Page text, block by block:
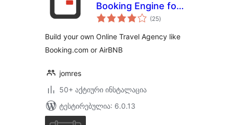
Booking Engine for
WordPress
(25საერთო
რეიტინგი
)
Build your own Online Travel Agency like
Booking.com or AirBNB
jomres
50+ აქტიური ინსტალაცია
ტესტირებულია: 6.0.13